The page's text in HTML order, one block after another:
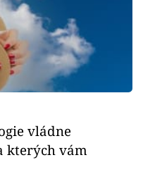
vládne
kterých vám